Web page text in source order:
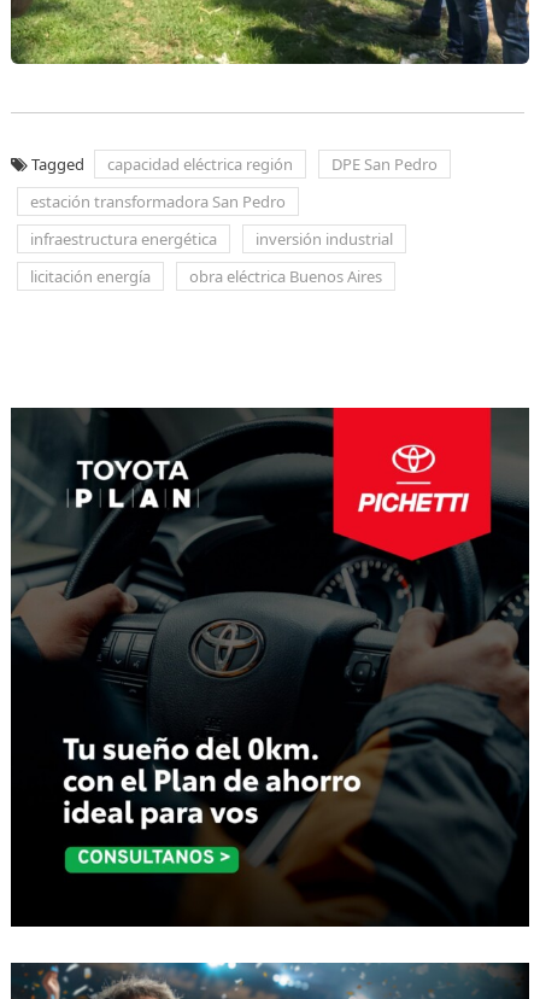
Tagged capacidad eléctrica región
DPE San Pedro
estación transformadora San Pedro
infraestructura energética
inversión industrial
licitación energía
obra eléctrica Buenos Aires
entradas